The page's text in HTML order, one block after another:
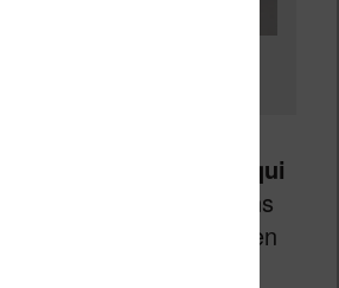
aussi
un éclairage qui
nuit
(ou en conditions
dans les transports en